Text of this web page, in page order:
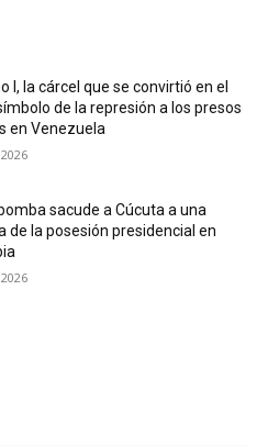
I, la cárcel que se convirtió en el
de la represión a los presos
en Venezuela
sacude a Cúcuta a una
de la posesión presidencial en